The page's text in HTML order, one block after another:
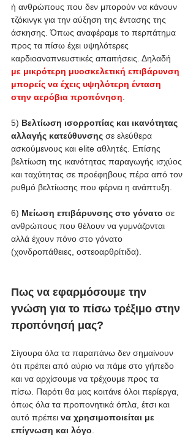
ή ανθρώπους που δεν μπορούν να κάνουν
τζόκινγκ για την αύξηση της έντασης της
άσκησης. Όπως αναφέραμε το περπάτημα
προς τα πίσω έχει υψηλότερες
καρδιοαναπνευστικές απαιτήσεις. Δηλαδή
με μικρότερη μυοσκελετική επιβάρυνση
μπορείς να έχεις υψηλότερη ένταση
στην αερόβια προπόνηση
5) Βελτίωση ισορροπίας και ικανότητας
αλλαγής κατεύθυνσης σε ελεύθερα
ασκούμενους και elite αθλητές. Επίσης
βελτίωση της ικανότητας παραγωγής ισχύος
και ταχύτητας σε προέφηβους πέρα από τον
ρυθμό βελτίωσης που φέρνει η ανάπτυξη.
6) Μείωση επιβάρυνσης στο γόνατο σε
ανθρώπους που θέλουν να γυμνάζονται
αλλά έχουν πόνο στο γόνατο
(χονδροπάθειες, οστεοαρθρίτιδα).
Πως να εφαρμόσουμε την
γνώση για το πίσω τρέξιμο στην
προπόνησή μας?
Σίγουρα όλα τα παραπάνω δεν σημαίνουν
ότι πρέπει από αύριο να πάμε στο γήπεδο
και να αρχίσουμε να τρέχουμε προς τα
πίσω. Παρότι θα μας κοιτάνε όλοι περίεργα,
όπως όλα τα προπονητικά όπλα, έτσι και
αυτό πρέπει να χρησιμοποιείται με
επίγνωση και λόγο